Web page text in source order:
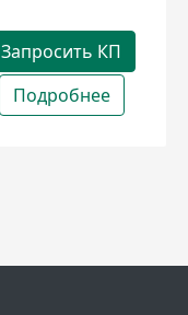
Запросить КП
Подробнее